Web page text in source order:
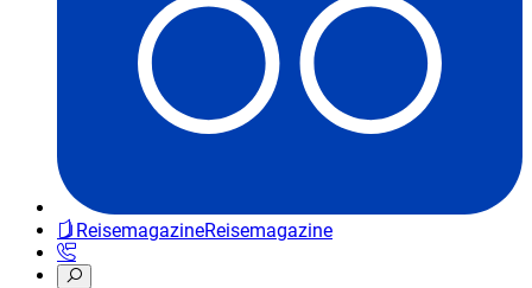
ReisemagazineReisemagazine